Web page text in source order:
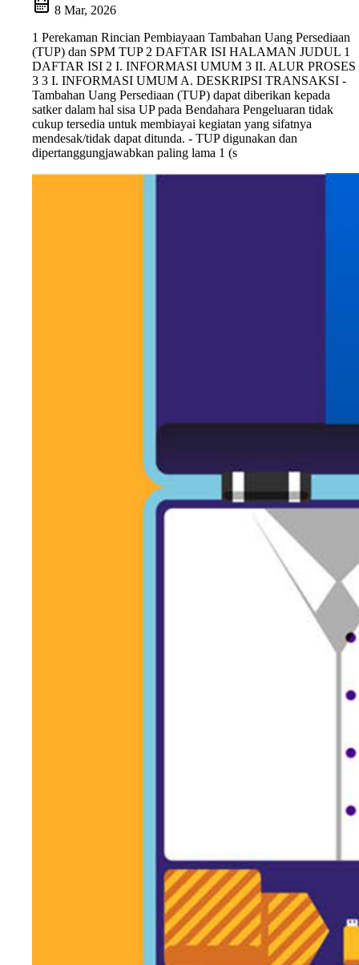
8 Mar, 2026
1 Perekaman Rincian Pembiayaan Tambahan Uang Persediaan
(TUP) dan SPM TUP 2 DAFTAR ISI HALAMAN JUDUL 1
DAFTAR ISI 2 I. INFORMASI UMUM 3 II. ALUR PROSES
3 3 I. INFORMASI UMUM A. DESKRIPSI TRANSAKSI -
Tambahan Uang Persediaan (TUP) dapat diberikan kepada
satker dalam hal sisa UP pada Bendahara Pengeluaran tidak
cukup tersedia untuk membiayai kegiatan yang sifatnya
mendesak/tidak dapat ditunda. - TUP digunakan dan
dipertanggungjawabkan paling lama 1 (s